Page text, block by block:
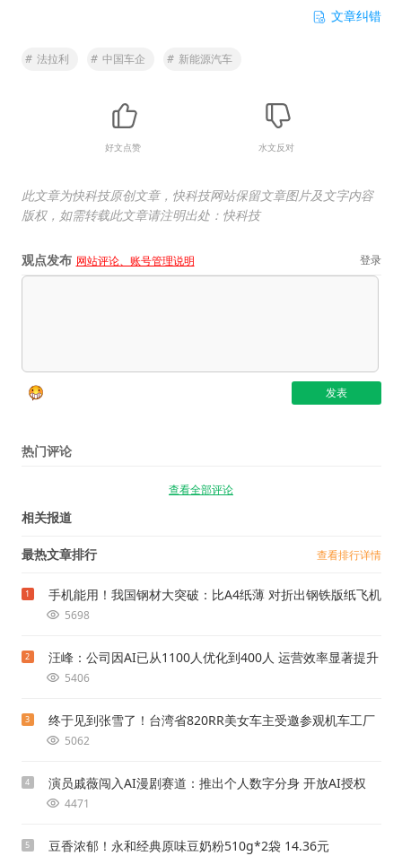
文章纠错
# 法拉利 # 中国车企 # 新能源汽车
好文点赞 水文反对
此文章为快科技原创文章，快科技网站保留文章图片及文字内容
版权，如需转载此文章请注明出处：快科技
观点发布 网站评论、账号管理说明 登录
热门评论
查看全部评论
相关报道
最热文章排行 查看排行详情
1 手机能用！我国钢材大突破：比A4纸薄 对折出钢铁版纸飞机
5698
2 汪峰：公司因AI已从1100人优化到400人 运营效率显著提升
5406
3 终于见到张雪了！台湾省820RR美女车主受邀参观机车工厂
5062
4 演员戚薇闯入AI漫剧赛道：推出个人数字分身 开放AI授权
4471
5 豆香浓郁！永和经典原味豆奶粉510g*2袋 14.36元